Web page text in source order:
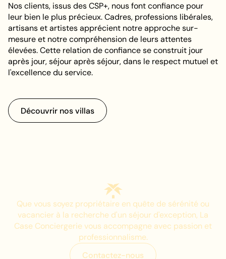
Nos clients, issus des CSP+, nous font confiance pour
leur bien le plus précieux. Cadres, professions libérales,
artisans et artistes apprécient notre approche sur-
mesure et notre compréhension de leurs attentes
élevées. Cette relation de confiance se construit jour
après jour, séjour après séjour, dans le respect mutuel et
l'excellence du service.
D
D
é
é
c
c
o
o
u
u
v
v
r
r
i
i
r
r
n
n
o
o
s
s
v
v
i
i
l
l
l
l
a
a
s
s
Que vous soyez propriétaire en quête de sérénité ou
vacancier à la recherche d'un séjour d'exception, La
Case Conciergerie vous accompagne avec passion et
professionnalisme.
Contactez-nous